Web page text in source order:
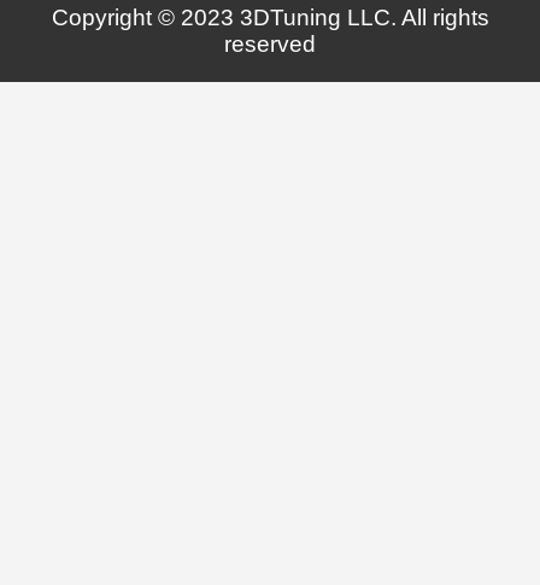
Copyright © 2023 3DTuning LLC. All rights
reserved